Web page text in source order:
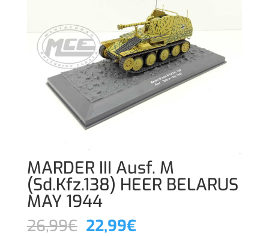
MARDER III Ausf. M
(Sd.Kfz.138) HEER BELARUS
MAY 1944
26,99€ El
22,99€El